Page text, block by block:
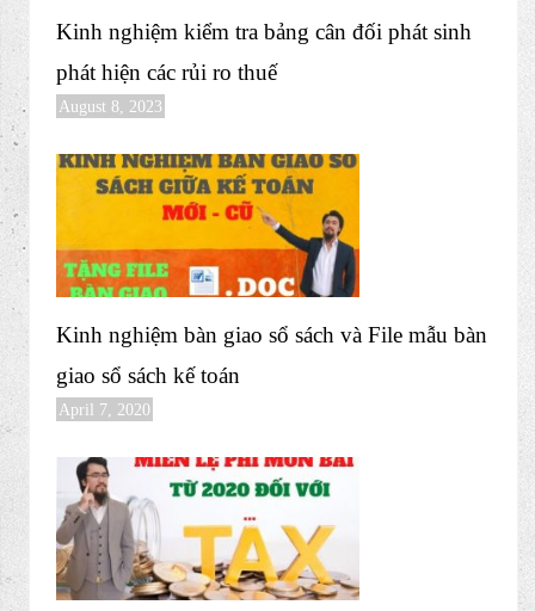
Tặng File excel khấu hao tài sản cố định tự
động
August 8, 2023
Kinh nghiệm kiểm tra bảng cân đối phát sinh
phát hiện các rủi ro thuế
August 8, 2023